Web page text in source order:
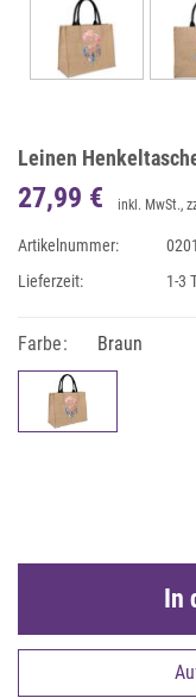
Leinen
27,99 € inkl. MwSt.,
Artikelnummer:
Lieferzeit:
1-3
Farbe: Braun
In